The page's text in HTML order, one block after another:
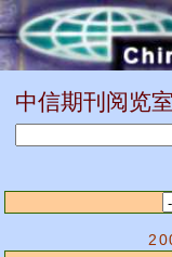
中信期刊阅览室